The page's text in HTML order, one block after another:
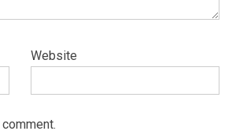
Website